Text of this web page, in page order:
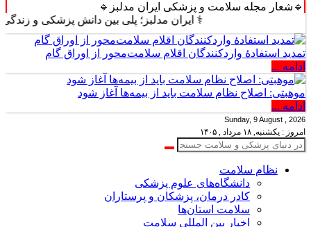
🔹شعار مجله سلامت و پزشکی ایران مدلبز🔹
⚕️ ایران مدلبز؛ پلی بین دانش پزشکی و زندگی
تمدید استفادۀ واردکنندگان اقلام سلامت‌محور از اوراق گام
ادامه ...
موهبتی: اصلاح نظام سلامت باید از بیمه‌ها آغاز شود
ادامه ...
Sunday, 9 August , 2026
امروز : یکشنبه, ۱۸ مرداد , ۱۴۰۵
نظام سلامت
دانشگاه‌های علوم پزشکی
کادر درمان، پزشکان و پرستاران
سلامت استان‌ها
اخبار بین المللی سلامت